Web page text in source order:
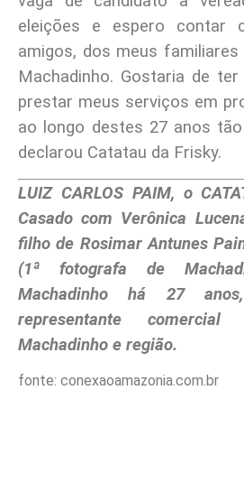
eleições e espero contar
amigos, dos meus
Machadinho. Gostaria de
prestar meus serviços em
ao longo destes 27 anos tão
declarou Catatau da Frisky.
LUIZ CARLOS PAIM, o
Casado com Verônica
filho de Rosimar Antunes
(1ª fotografa de
Machadinho há 27
representante
Machadinho e região.
fonte: conexaoamazonia.com.br